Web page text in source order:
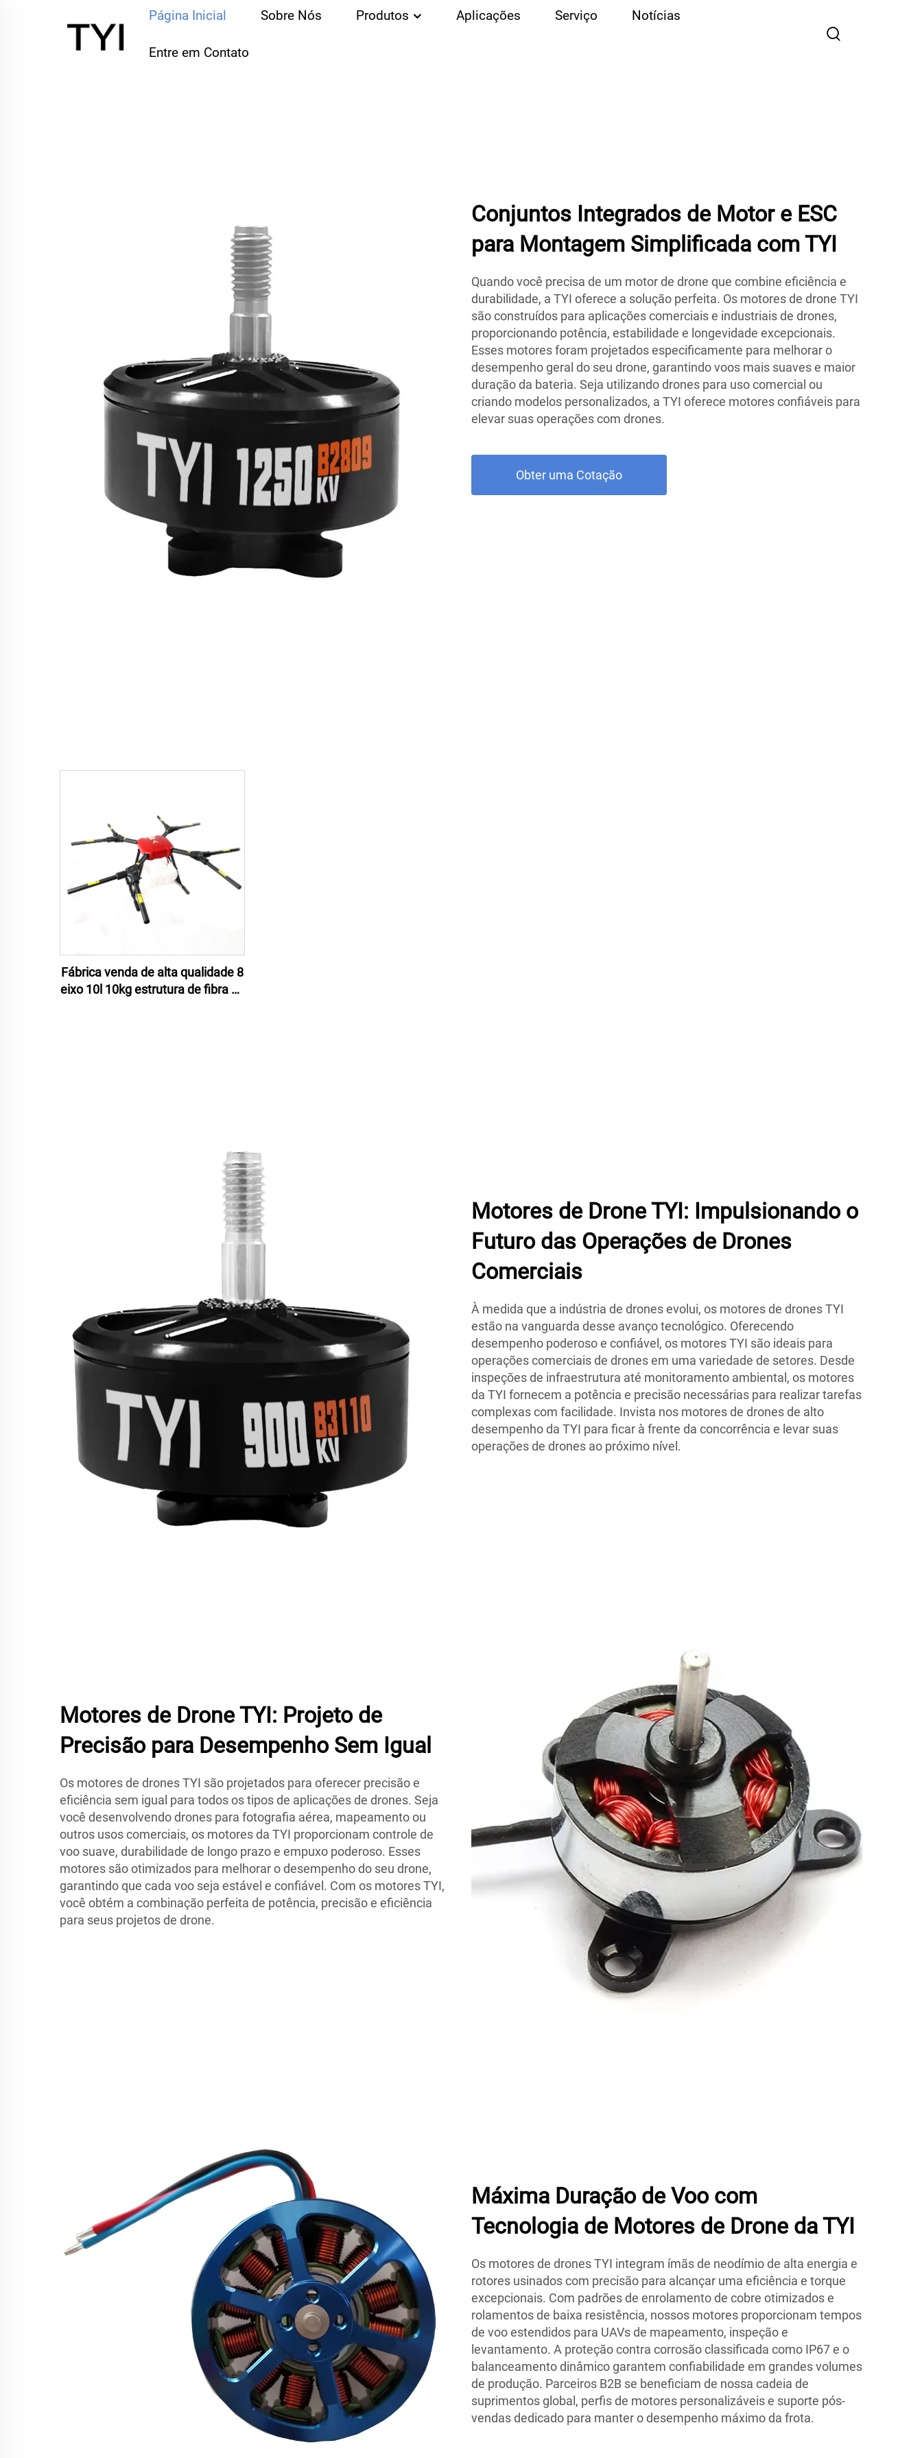
Página Inicial Sobre Nós Produtos Aplicações Serviço Notícias
Entre em Contato
Conjuntos Integrados de Motor e ESC
para Montagem Simplificada com TYI
Quando você precisa de um motor de drone que combine eficiência e
durabilidade, a TYI oferece a solução perfeita. Os motores de drone TYI
são construídos para aplicações comerciais e industriais de drones,
proporcionando potência, estabilidade e longevidade excepcionais.
Esses motores foram projetados especificamente para melhorar o
desempenho geral do seu drone, garantindo voos mais suaves e maior
duração da bateria. Seja utilizando drones para uso comercial ou
criando modelos personalizados, a TYI oferece motores confiáveis para
elevar suas operações com drones.
Obter uma Cotação
Fábrica venda de alta qualidade 8
eixo 10l 10kg estrutura de fibra de
Motores de Drone TYI: Impulsionando o
Futuro das Operações de Drones
Comerciais
À medida que a indústria de drones evolui, os motores de drones TYI
estão na vanguarda desse avanço tecnológico. Oferecendo
desempenho poderoso e confiável, os motores TYI são ideais para
operações comerciais de drones em uma variedade de setores. Desde
inspeções de infraestrutura até monitoramento ambiental, os motores
da TYI fornecem a potência e precisão necessárias para realizar tarefas
complexas com facilidade. Invista nos motores de drones de alto
desempenho da TYI para ficar à frente da concorrência e levar suas
operações de drones ao próximo nível.
Motores de Drone TYI: Projeto de
Precisão para Desempenho Sem Igual
Os motores de drones TYI são projetados para oferecer precisão e
eficiência sem igual para todos os tipos de aplicações de drones. Seja
você desenvolvendo drones para fotografia aérea, mapeamento ou
outros usos comerciais, os motores da TYI proporcionam controle de
voo suave, durabilidade de longo prazo e empuxo poderoso. Esses
motores são otimizados para melhorar o desempenho do seu drone,
garantindo que cada voo seja estável e confiável. Com os motores TYI,
você obtém a combinação perfeita de potência, precisão e eficiência
para seus projetos de drone.
Máxima Duração de Voo com
Tecnologia de Motores de Drone da TYI
Os motores de drones TYI integram ímãs de neodímio de alta energia e
rotores usinados com precisão para alcançar uma eficiência e torque
excepcionais. Com padrões de enrolamento de cobre otimizados e
rolamentos de baixa resistência, nossos motores proporcionam tempos
de voo estendidos para UAVs de mapeamento, inspeção e
levantamento. A proteção contra corrosão classificada como IP67 e o
balanceamento dinâmico garantem confiabilidade em grandes volumes
de produção. Parceiros B2B se beneficiam de nossa cadeia de
suprimentos global, perfis de motores personalizáveis e suporte pós-
vendas dedicado para manter o desempenho máximo da frota.